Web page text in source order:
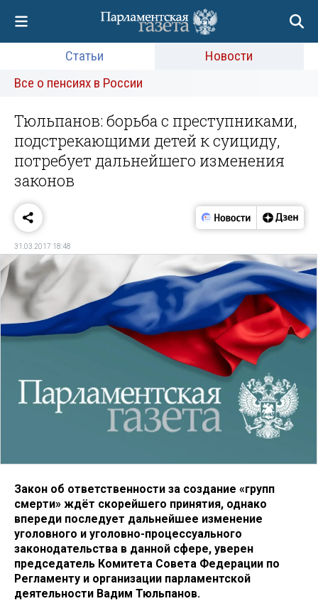
Статьи
Новости
Все о пенсиях в России
Тюльпанов: борьба с преступниками,
подстрекающими детей к суициду,
потребует дальнейшего изменения
законов
31.03.2017 18:48
Закон об ответственности за создание «групп
смерти» ждёт скорейшего принятия, однако
впереди последует дальнейшее изменение
уголовного и уголовно-процессуального
законодательства в данной сфере, уверен
председатель Комитета Совета Федерации по
Регламенту и организации парламентской
деятельности Вадим Тюльпанов.